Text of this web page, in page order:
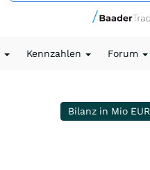
Kennzahlen Forum
Bilanz in Mio EUR